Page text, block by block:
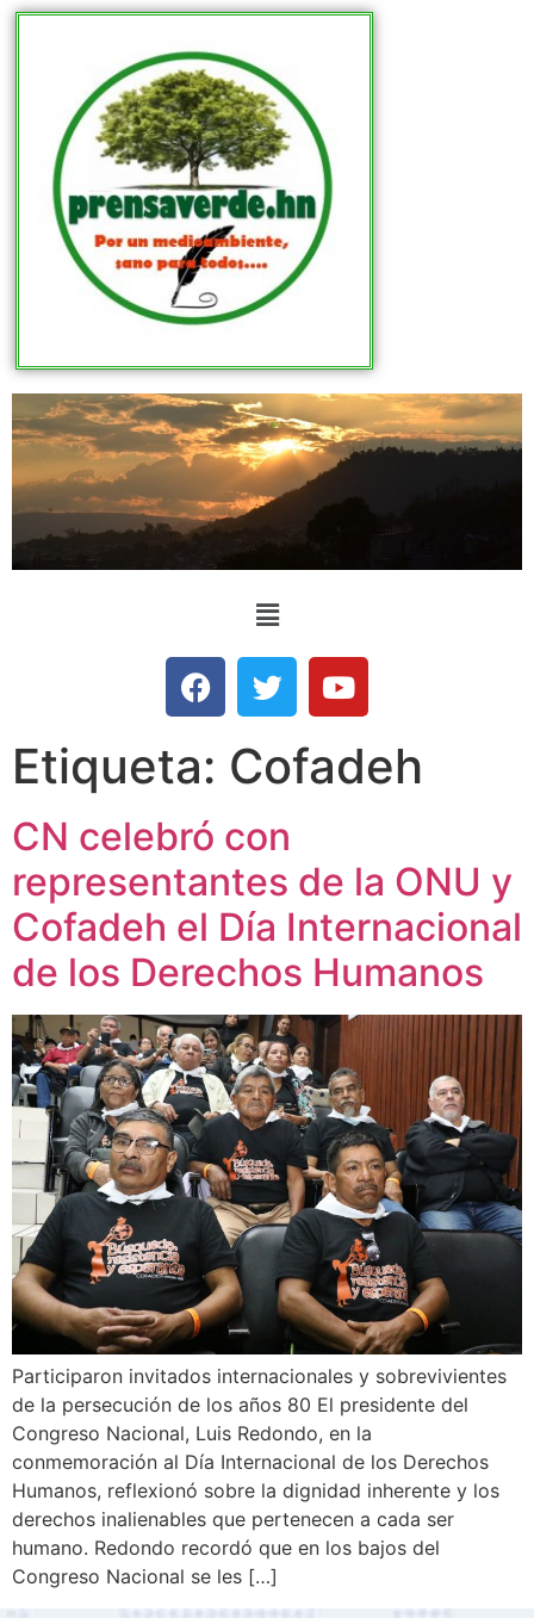
Etiqueta: Cofadeh
CN celebró con
representantes de la ONU y
Cofadeh el Día Internacional
de los Derechos Humanos
Participaron invitados internacionales y sobrevivientes
de la persecución de los años 80 El presidente del
Congreso Nacional, Luis Redondo, en la
conmemoración al Día Internacional de los Derechos
Humanos, reflexionó sobre la dignidad inherente y los
derechos inalienables que pertenecen a cada ser
humano. Redondo recordó que en los bajos del
Congreso Nacional se les […]